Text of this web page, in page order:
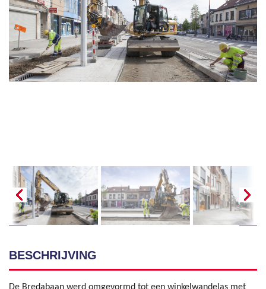
BESCHRIJVING
De Bredabaan werd omgevormd tot een winkelwandelas met